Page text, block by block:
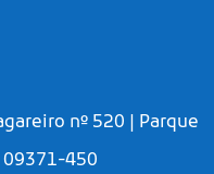
nº 520 | Parque
09371-450